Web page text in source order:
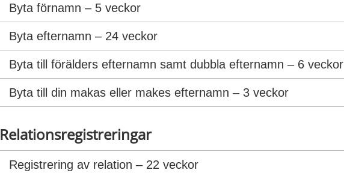
Byta förnamn – 5 veckor
Byta efternamn – 24 veckor
Byta till förälders efternamn samt dubbla efternamn – 6 veckor
Byta till din makas eller makes efternamn – 3 veckor
Relationsregistreringar
Registrering av relation – 22 veckor